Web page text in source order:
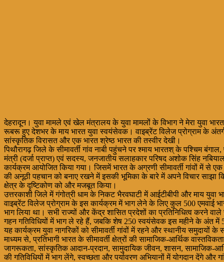
देहरादून। युवा मामले एवं खेल मंत्रालय के युवा मामलों के विभाग ने मेरा युवा
रूबरू हुए देशभर के माय भारत युवा स्वयंसेवक। वाइब्रेंट विलेज प्रोग्राम के
सांस्कृतिक विरासत और एक भारत श्रेष्ठ भारत की तस्वीर देखी।
पिथौरागढ़ जिले के सीमावर्ती गांव नाबी पहुंचने पर श्माय भारतश् के पश्चिम
मंत्री (दर्जा प्राप्त) एवं सदस्य, जनजातीय सलाहकार परिषद अशोक सिंह
कार्यक्रम आयोजित किया गया। जिसमें भारत के अग्रणी सीमावर्ती गांवों में से
की अनूठी पहचान को बनाए रखने में इसकी भूमिका के बारे में अपने विचार साझा
क्षेत्र के दृष्टिकोण को और मजबूत किया।
उत्तरकाशी जिले में गंगोत्री धाम के निकट भैरवघाटी में आईटीबीपी और माय
वाइब्रेंट विलेज प्रोग्राम के इस कार्यक्रम में भाग लेने के लिए कुल 500 एमवाई
भाग लिया था। सभी राज्यों और केंद्र शासित प्रदेशों का प्रतिनिधित्व करने
गहन गतिविधियों में भाग ले रहे हैं, जबकि शेष 250 स्वयंसेवक इस महीने के अंत में 50
यह कार्यक्रम युवा नागरिकों को सीमावर्ती गांवों में रहने और स्थानीय
माध्यम से, प्रतिभागी भारत के सीमावर्ती क्षेत्रों की सामाजिक-आर्थिक
जागरूकता, सांस्कृतिक आदान-प्रदान, सामुदायिक जीवन, शासन, सामाजिक-
की गतिविधियों में भाग लेंगे, स्वच्छता और पर्यावरण अभियानों में योगदान देंगे